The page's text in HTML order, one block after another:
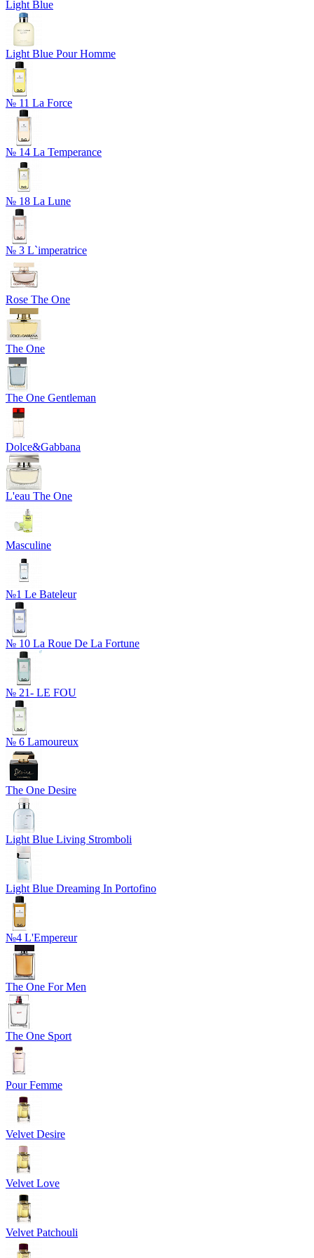
Light Blue
Light Blue Pour Homme
№ 11 La Force
№ 14 La Temperance
№ 18 La Lune
№ 3 L`imperatrice
Rose The One
The One
The One Gentleman
Dolce&Gabbana
L'eau The One
Masculine
№1 Le Bateleur
№ 10 La Roue De La Fortune
№ 21- LE FOU
№ 6 Lamoureux
The One Desire
Light Blue Living Stromboli
Light Blue Dreaming In Portofino
№4 L'Empereur
The One For Men
The One Sport
Pour Femme
Velvet Desire
Velvet Love
Velvet Patchouli